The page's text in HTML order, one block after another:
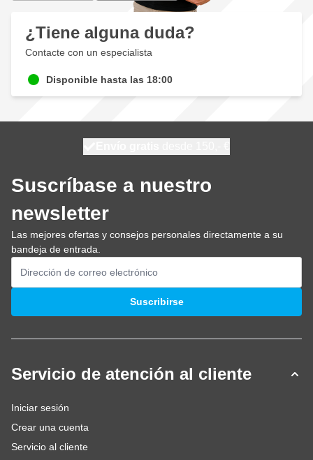
¿Tiene alguna duda?
Contacte con un especialista
Disponible hasta las 18:00
Suscríbase a nuestro
newsletter
Las mejores ofertas y consejos personales directamente a su
bandeja de entrada.
Dirección de email
Suscribirse
Servicio de atención al cliente
Iniciar sesión
Crear una cuenta
Servicio al cliente